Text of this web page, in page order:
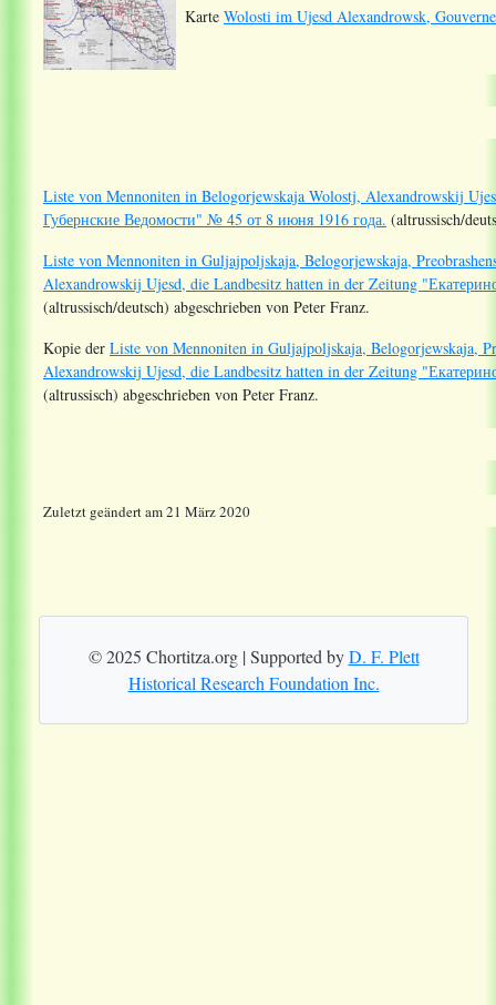
Karte Wolosti im Ujesd Alexandrowsk,
Liste von Mennoniten in Belogorjewskaja Wolostj, Alexandrowskij
Губернские Ведомости" № 45 от 8 июня 1916 года. (altrussisch/
Liste von Mennoniten in Guljajpoljskaja, Belogorjewskaja,
Alexandrowskij Ujesd, die Landbesitz hatten in der Zeitung
(altrussisch/deutsch) abgeschrieben von Peter Franz.
Kopie der Liste von Mennoniten in Guljajpoljskaja, Belogorjewskaja,
Alexandrowskij Ujesd, die Landbesitz hatten in der Zeitung
(altrussisch) abgeschrieben von Peter Franz.
Zuletzt geändert am 21 März 2020
© 2025 Chortitza.org | Supported byD. F. Plett
Historical Research Foundation Inc.